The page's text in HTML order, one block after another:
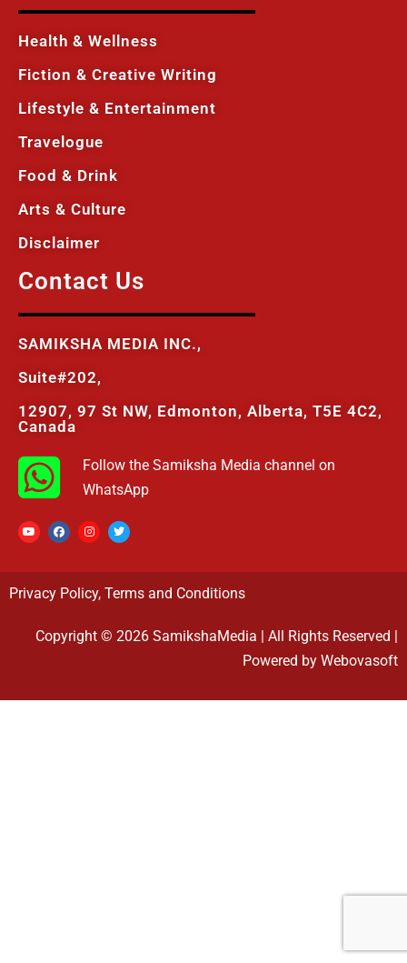
Health & Wellness
Fiction & Creative Writing
Lifestyle & Entertainment
Travelogue
Food & Drink
Arts & Culture
Disclaimer
Contact Us
SAMIKSHA MEDIA INC.,
Suite#202,
12907, 97 St NW, Edmonton, Alberta, T5E 4C2,
Canada
Follow the Samiksha Media channel on
WhatsApp
Privacy Policy, Terms and Conditions
Copyright © 2026 SamikshaMedia | All Rights Reserved |
Powered by Webovasoft